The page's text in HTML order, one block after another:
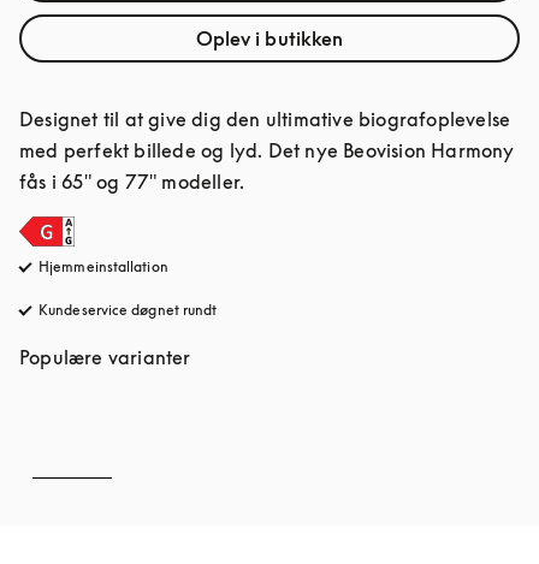
Oplev i butikken
Designet til at give dig den ultimative biografoplevelse
med perfekt billede og lyd. Det nye Beovision Harmony
fås i 65" og 77" modeller.
Hjemmeinstallation
Kundeservice døgnet rundt
Populære varianter